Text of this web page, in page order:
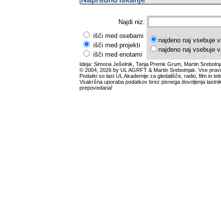
Najdi niz:
išči med osebami
išči med projekti
išči med enotami
najdeno naj vsebuje
najdeno naj vsebuje
Ideja: Simona Ješelnik, Tanja Premk Grum, Martin
© 2004, 2026 by UL AGRFT & Martin Srebotnjak. Vse
Podatki so last UL Akademije za gledališče, radio, film in
Vsakršna uporaba podatkov brez pisnega dovoljenja
prepovedana!